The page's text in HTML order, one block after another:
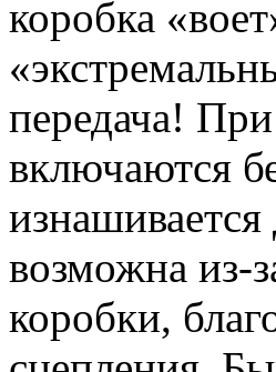
коробка
передача!
включаются
возможна из-
коробки,